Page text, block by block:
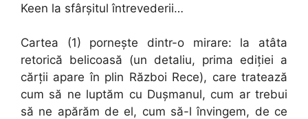
Keen la sfârșitul întrevederii…
Cartea (1) pornește dintr-o mirare: la atâta
retorică belicoasă (un detaliu, prima ediției a
cărții apare în plin Război Rece), care tratează
cum să ne luptăm cu Dușmanul, cum ar trebui
să ne apărăm de el, cum să-l învingem, de ce